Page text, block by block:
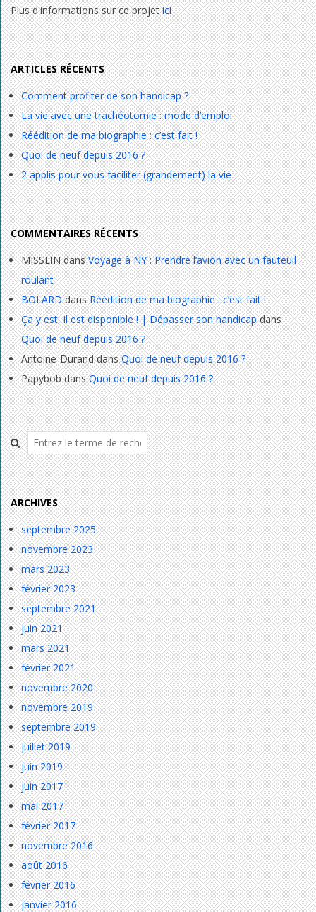
Plus d'informations sur ce projetici
ARTICLES RÉCENTS
Comment profiter de son handicap ?
La vie avec une trachéotomie : mode d’emploi
Réédition de ma biographie : c’est fait !
Quoi de neuf depuis 2016 ?
2 applis pour vous faciliter (grandement) la vie
COMMENTAIRES RÉCENTS
MISSLINdansVoyage à NY : Prendre l’avion avec un fauteuil
roulant
BOLARDdansRéédition de ma biographie : c’est fait !
Ça y est, il est disponible ! | Dépasser son handicapdans
Quoi de neuf depuis 2016 ?
Antoine-DuranddansQuoi de neuf depuis 2016 ?
PapybobdansQuoi de neuf depuis 2016 ?
Rechercher
ARCHIVES
septembre 2025
novembre 2023
mars 2023
février 2023
septembre 2021
juin 2021
mars 2021
février 2021
novembre 2020
novembre 2019
septembre 2019
juillet 2019
juin 2019
juin 2017
mai 2017
février 2017
novembre 2016
août 2016
février 2016
janvier 2016